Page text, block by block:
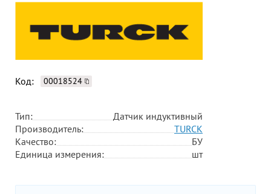
Код: 00018524
Тип:
Датчик индуктивный
Производитель:
TURCK
Качество:
БУ
Единица измерения:
шт